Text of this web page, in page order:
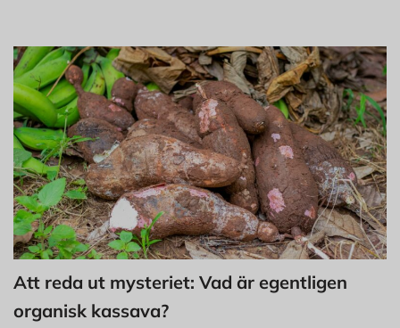
Att reda ut mysteriet: Vad är egentligen
organisk kassava?